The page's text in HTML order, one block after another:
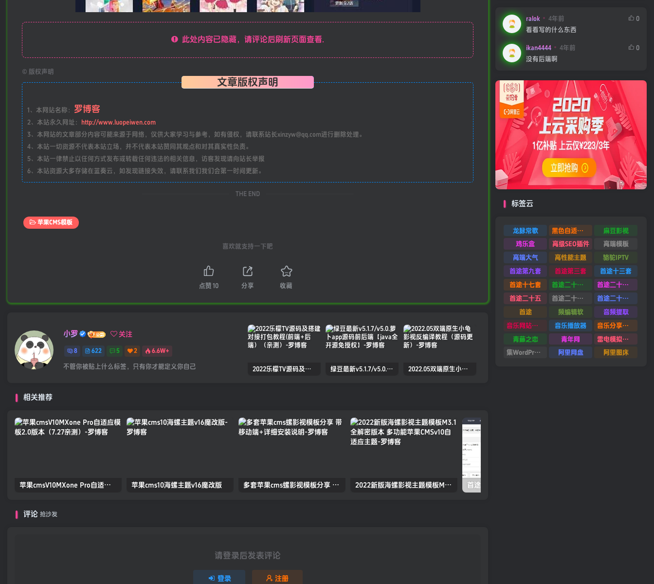
此处内容已隐藏，请评论后刷新页面查看.
© 版权声明
文章版权声明
1、本网站名称： 罗博客
2、本站永久网址：
http://www.luopeiwen.com
3、本网站的文章部分内容可能来源于网络，仅供大家学习与参考，如有侵权，请联系站长xinzyw@qq.com进行删除处理。
4、本站一切资源不代表本站立场，并不代表本站赞同其观点和对其真实性负责。
5、本站一律禁止以任何方式发布或转载任何违法的相关信息，访客发现请向站长举报
6、本站资源大多存储在蓝奏云，如发现链接失效，请联系我们我们会第一时间更新。
THE END
苹果CMS模板
喜欢就支持一下吧
点赞 10 分享 收藏
小罗 关注
8 622 5 2 6.6W+
不管你被贴上什么标签，只有你才能定义你自己 2022乐檬TV源码及搭建对接打包教程(前端+后端）（亲测） 绿豆最新v5.1.7/v5.0.萝卜app源码前后端【java全开源免授权】 2022.05双端原生小龟影视反编译教程（源码更新）
相关推荐
苹果cmsV10MXone Pro自适应模板2.0版本（7.27亲测） 苹果cms10海螺主题v16魔改版 多套苹果cms螺影视模板分享 带移动端+详细安装说明 2022新版海螺影视主题模板M3.1全解密版本 多功能苹果CMSv10自适应主题
评论 抢沙发
请登录后发表评论
登录 注册
ralok 4年前
0
看看写的什么东西
ikan4444 4年前
0
没有后端啊
标签云
龙脉常歌 黑色自适应模板
麻豆影视
鸡乐盒
高级SEO插件
高端模板
高端大气
高性能主题
骆驼IPTV
首途第九套
首途第三套
首途十三套
首途十七套
首途二十四套
首途二十六套
首途二十五
首途二十二套
首途二十一套
首途
频编辑软
音频提取
音乐网站源码
音乐播放器
音乐分享平台源码
青藤之恋
青年网
雷电模拟器9.0
集WordPress集插件
阿里网盘 阿里图床